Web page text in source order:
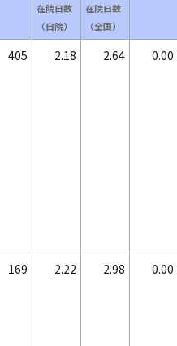
在院日数
（自院）
在院日数
（全国）
405 2.18 2.64 0.00
169 2.22 2.98 0.00